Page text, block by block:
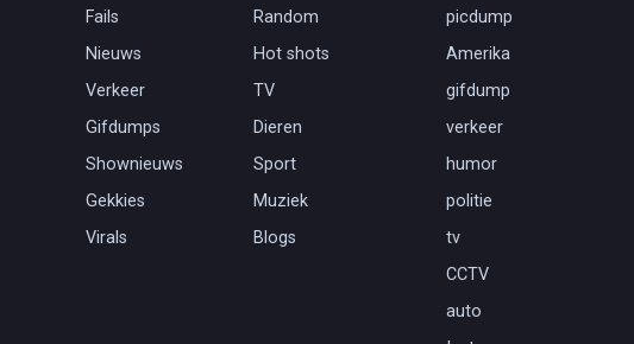
Fails
Random
Nieuws
Hot shots
Verkeer
TV
Gifdumps
Dieren
Shownieuws
Sport
Gekkies
Muziek
Virals
Blogs
picdump
Amerika
gifdump
verkeer
humor
politie
tv
CCTV
auto